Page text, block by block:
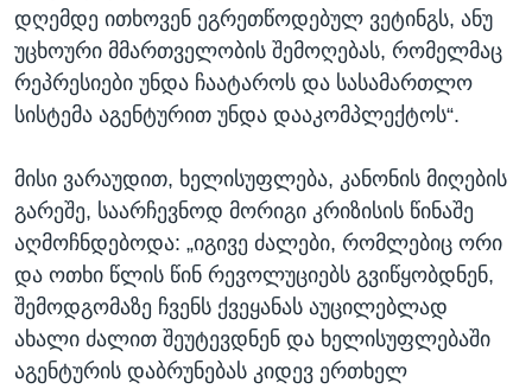
დღემდე ითხოვენ ეგრეთწოდებულ ვეტინგს, ანუ
უცხოური მმართველობის შემოღებას, რომელმაც
რეპრესიები უნდა ჩაატაროს და სასამართლო
სისტემა აგენტურით უნდა დააკომპლექტოს“.
მისი ვარაუდით, ხელისუფლება, კანონის მიღების
გარეშე, საარჩევნოდ მორიგი კრიზისის წინაშე
აღმოჩნდებოდა: „იგივე ძალები, რომლებიც ორი
და ოთხი წლის წინ რევოლუციებს გვიწყობდნენ,
შემოდგომაზე ჩვენს ქვეყანას აუცილებლად
ახალი ძალით შეუტევდნენ და ხელისუფლებაში
აგენტურის დაბრუნებას კიდევ ერთხელ